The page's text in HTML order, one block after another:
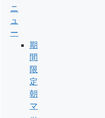
ニ
ュ
ー
期
間
限
定
朝
マ